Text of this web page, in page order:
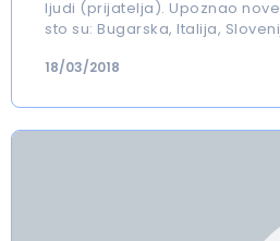
ljudi (prijatelja). Upoznao
sto su: Bugarska, Italija,
18/03/2018